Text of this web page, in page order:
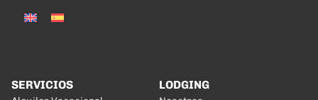
SERVICIOS LODGING